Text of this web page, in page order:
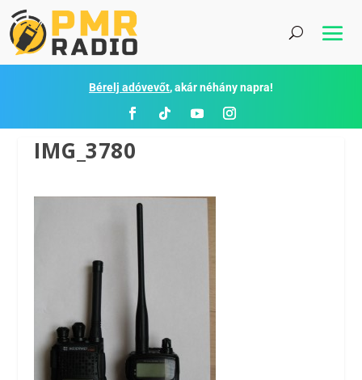
Bérelj adóvevőt, akár néhány napra!
IMG_3780